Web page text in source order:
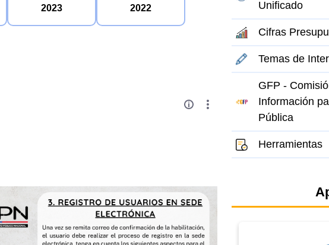
2023 2022
Unificado
Cifras
Temas de
GFP -
Información
Pública
Herramientas